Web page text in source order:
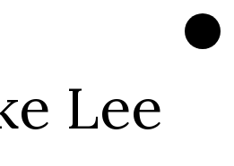
Lee